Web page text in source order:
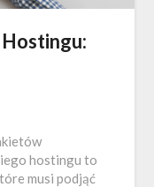
hostingu to
musi podjąć